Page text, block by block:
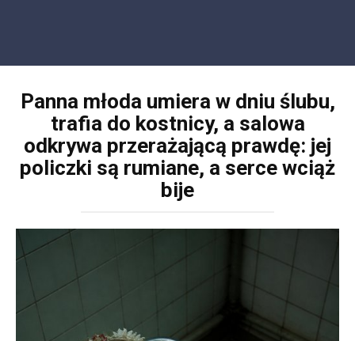
Panna młoda umiera w dniu ślubu,
trafia do kostnicy, a salowa
odkrywa przerażającą prawdę: jej
policzki są rumiane, a serce wciąż
bije